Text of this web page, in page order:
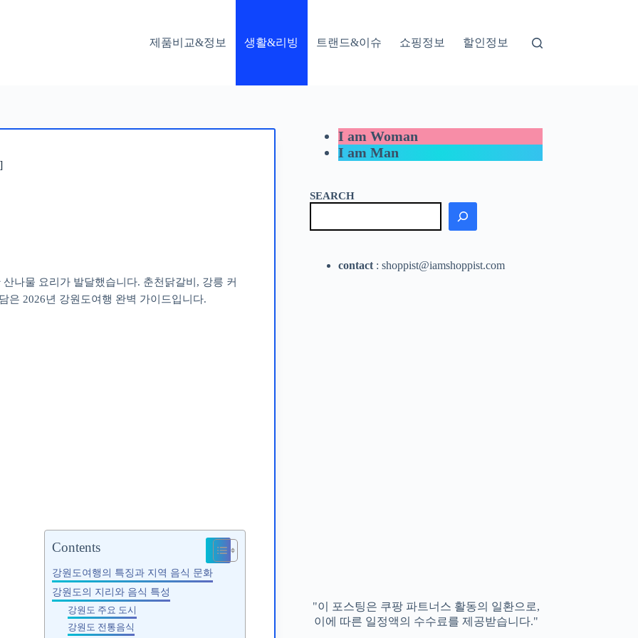
제품비교&정보 생활&리빙 트랜드&이슈 쇼핑정보 할인정보
나물 요리가 발달했습니다. 춘천닭갈비, 강릉 커
은 2026년 강원도여행 완벽 가이드입니다.
Contents
강원도여행의 특징과 지역 음식 문화
강원도의 지리와 음식 특성
강원도 주요 도시
강원도 전통음식
I am Woman
I am Man
SEARCH
contact : shoppist@iamshoppist.com
"이 포스팅은 쿠팡 파트너스 활동의 일환으로,
이에 따른 일정액의 수수료를 제공받습니다."